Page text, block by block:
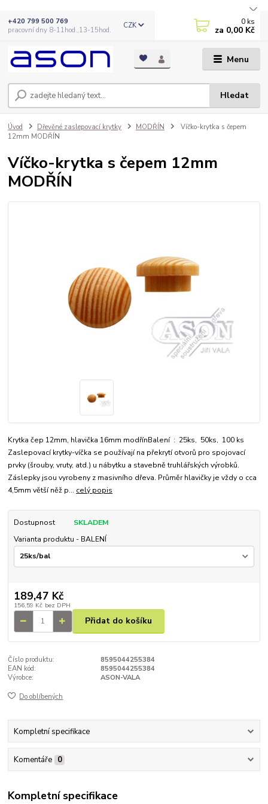
Menu
CZK
Hledat
+420 799 500 769
pracovní dny 8-11hod.,13-15hod.
0 ks
za 0,00 Kč
Úvod Dřevěné zaslepovací krytky MODŘÍN
Víčko-krytka s čepem
12mm MODŘÍN
Víčko-krytka s čepem 12mm
MODŘÍN
Krytka čep 12mm, hlavička 16mm modřínBalení : 25ks, 50ks, 100 ks
Zaslepovací krytky-víčka se používají na překrytí otvorů pro spojovací
prvky (šrouby, vruty, atd.) u nábytku a stavebně truhlářských výrobků.
Záslepky jsou vyrobeny z masivního dřeva. Průměr hlavičky je vždy o cca
4,5mm větší něž p... celý popis
Dostupnost
SKLADEM
Varianta produktu - BALENÍ
189,47 Kč
156,59 Kč bez DPH
Přidat do košíku
Číslo produktu:
8595044255384
EAN kód:
8595044255384
Výrobce:
ASON-VALA
Do oblíbených
Kompletní specifikace
Komentáře 0
Kompletní specifikace